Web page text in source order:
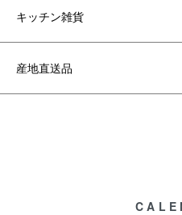
キッチン雑貨
産地直送品